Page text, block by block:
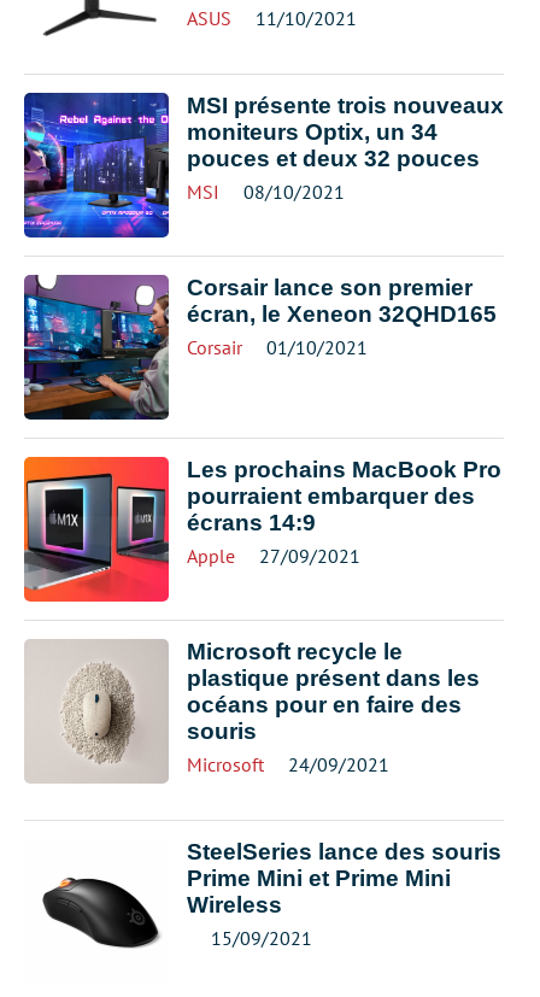
ASUS 11/10/2021
MSI présente trois nouveaux
moniteurs Optix, un 34
pouces et deux 32 pouces
MSI 08/10/2021
Corsair lance son premier
écran, le Xeneon 32QHD165
Corsair 01/10/2021
Les prochains MacBook Pro
pourraient embarquer des
écrans 14:9
Apple 27/09/2021
Microsoft recycle le
plastique présent dans les
océans pour en faire des
souris
Microsoft 24/09/2021
SteelSeries lance des souris
Prime Mini et Prime Mini
Wireless
15/09/2021